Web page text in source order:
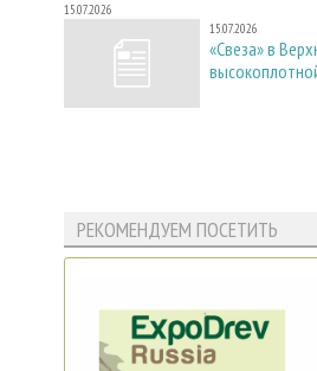
15.07.2026
15.07.2026
«Свеза» в
РЕКОМЕНДУЕМ ПОСЕТИТЬ